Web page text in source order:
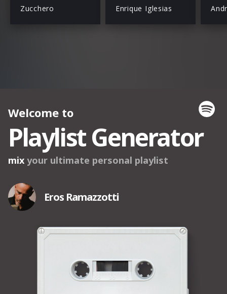
Zucchero Enrique Iglesias